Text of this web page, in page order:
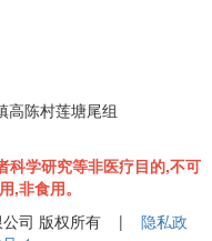
高陈村莲塘尾组
科学研究等非医疗目的,不可
,非食用。
公司 版权所有 | 隐私政